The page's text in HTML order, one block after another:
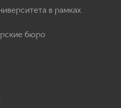
в рамках
бюро